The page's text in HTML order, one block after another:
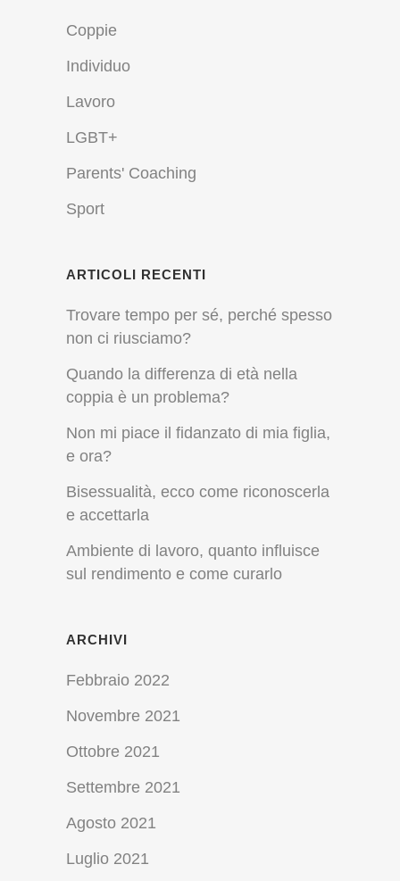
Coppie
Individuo
Lavoro
LGBT+
Parents' Coaching
Sport
ARTICOLI RECENTI
Trovare tempo per sé, perché spesso
non ci riusciamo?
Quando la differenza di età nella
coppia è un problema?
Non mi piace il fidanzato di mia figlia,
e ora?
Bisessualità, ecco come riconoscerla
e accettarla
Ambiente di lavoro, quanto influisce
sul rendimento e come curarlo
ARCHIVI
Febbraio 2022
Novembre 2021
Ottobre 2021
Settembre 2021
Agosto 2021
Luglio 2021